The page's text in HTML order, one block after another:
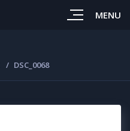
MENU
DSC_0068